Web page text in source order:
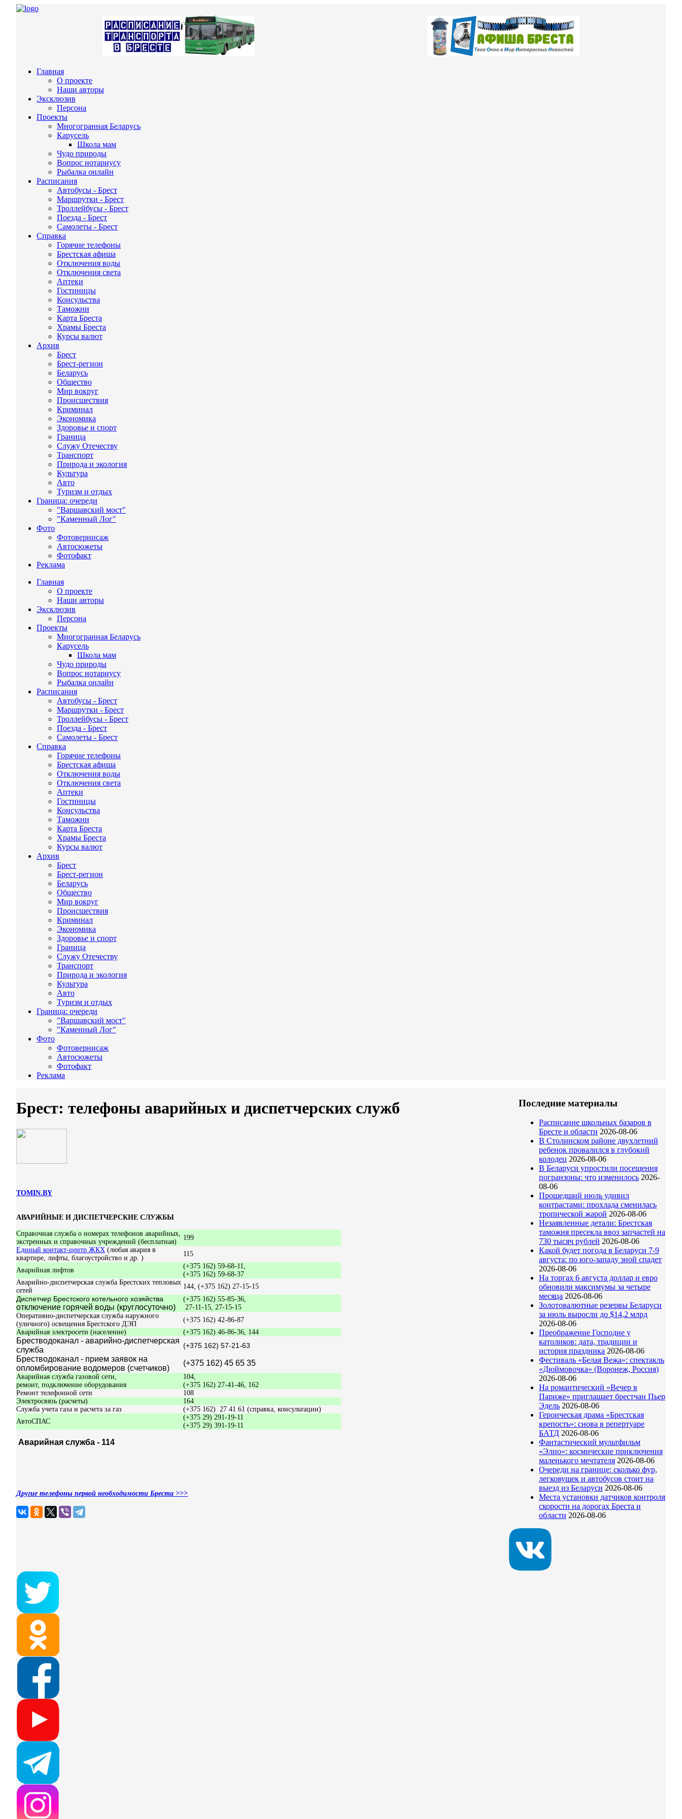
Главная
О проекте
Наши авторы
Эксклюзив
Персона
Проекты
Многогранная Беларусь
Карусель
Школа мам
Чудо природы
Вопрос нотариусу
Рыбалка онлайн
Расписания
Автобусы - Брест
Маршрутки - Брест
Троллейбусы - Брест
Поезда - Брест
Самолеты - Брест
Справка
Горячие телефоны
Брестская афиша
Отключения воды
Отключения света
Аптеки
Гостиницы
Консульства
Таможни
Карта Бреста
Храмы Бреста
Курсы валют
Архив
Брест
Брест-регион
Беларусь
Общество
Мир вокруг
Происшествия
Криминал
Экономика
Здоровье и спорт
Граница
Служу Отечеству
Транспорт
Природа и экология
Культура
Авто
Туризм и отдых
Граница: очереди
"Варшавский мост"
"Каменный Лог"
Фото
Фотовернисаж
Автосюжеты
Фотофакт
Реклама
Главная
О проекте
Наши авторы
Эксклюзив
Персона
Проекты
Многогранная Беларусь
Карусель
Школа мам
Чудо природы
Вопрос нотариусу
Рыбалка онлайн
Расписания
Автобусы - Брест
Маршрутки - Брест
Троллейбусы - Брест
Поезда - Брест
Самолеты - Брест
Справка
Горячие телефоны
Брестская афиша
Отключения воды
Отключения света
Аптеки
Гостиницы
Консульства
Таможни
Карта Бреста
Храмы Бреста
Курсы валют
Архив
Брест
Брест-регион
Беларусь
Общество
Мир вокруг
Происшествия
Криминал
Экономика
Здоровье и спорт
Граница
Служу Отечеству
Транспорт
Природа и экология
Культура
Авто
Туризм и отдых
Граница: очереди
"Варшавский мост"
"Каменный Лог"
Фото
Фотовернисаж
Автосюжеты
Фотофакт
Реклама
Брест: телефоны аварийных и диспетчерских служб
TOMIN.BY
АВАРИЙНЫЕ И ДИСПЕТЧЕРСКИЕ СЛУЖБЫ
Справочная служба о номерах телефонов аварийных,
экстренных и справочных учреждений (бесплатная)
199
Единый контакт-центр ЖКХ (любая авария в
квартире, лифты, благоустройство и др. )
115
Аварийная лифтов
(+375 162) 59-68-11,
(+375 162) 59-68-37
Аварийно-диспетчерская служба Брестских тепловых
сетей
144, (+375 162) 27-15-15
Диспетчер Брестского котельного хозяйства
отключение горячей воды (круглосуточно)
(+375 162) 55-85-36,
27-11-15, 27-15-15
Оперативно-диспетчерская служба наружного
(уличного) освещения Брестского ДЭП
(+375 162) 42-86-87
Аварийная электросети (население)
(+375 162) 46-86-36, 144
Брестводоканал - аварийно-диспетчерская
служба
Брестводоканал - прием заявок на
опломбирование водомеров (счетчиков)
(+375 162) 57-21-63
(+375 162) 45 65 35
Аварийная служба газовой сети,
ремонт, подключение оборудования
104,
(+375 162) 27-41-46, 162
Ремонт телефонной сети
108
Электросвязь (расчеты)
164
Служба учета газа и расчета за газ
(+375 162) 27 41 61 (справка, консультации)
АвтоСПАС
(+375 29) 291-19-11
(+375 29) 391-19-11
Аварийная служба - 114
Другие телефоны первой необходимости Бреста >>>
Последние материалы
Расписание школьных базаров в
Бресте и области 2026-08-06
В Столинском районе двухлетний
ребенок провалился в глубокий
колодец 2026-08-06
В Беларуси упростили посещения
погранзоны: что изменилось 2026-
08-06
Прошедший июль удивил
контрастами: прохлада сменилась
тропической жарой 2026-08-06
Незаявленные детали: Брестская
таможня пресекла ввоз запчастей на
730 тысяч рублей 2026-08-06
Какой будет погода в Беларуси 7-9
августа: по юго-западу зной спадет
2026-08-06
На торгах 6 августа доллар и евро
обновили максимумы за четыре
месяца 2026-08-06
Золотовалютные резервы Беларуси
за июль выросли до $14,2 млрд
2026-08-06
Преображение Господне у
католиков: дата, традиции и
история праздника 2026-08-06
Фестиваль «Белая Вежа»: спектакль
«Дюймовочка» (Воронеж, Россия)
2026-08-06
На романтический «Вечер в
Париже» приглашает брестчан Пьер
Эдель 2026-08-06
Героическая драма «Брестская
крепость»: снова в репертуаре
БАТД 2026-08-06
Фантастический мультфильм
«Элио»: космические приключения
маленького мечтателя 2026-08-06
Очереди на границе: сколько фур,
легковушек и автобусов стоит на
выезд из Беларуси 2026-08-06
Места установки датчиков контроля
скорости на дорогах Бреста и
области 2026-08-06